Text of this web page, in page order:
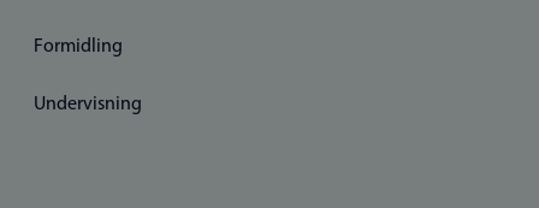
Formidling
Undervisning